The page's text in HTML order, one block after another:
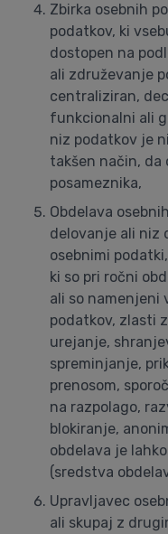
Zbirka osebnih
podatkov, ki
dostopen na
ali združevanje
centraliziran,
funkcionalni ali
niz podatkov je
takšen način, da
posameznika,
Obdelava
delovanje ali niz
osebnimi
ki so pri ročni
ali so namenjeni
podatkov, zlasti
urejanje,
spreminjanje,
prenosom,
na razpolago,
blokiranje,
obdelava je
(sredstva
Upravljavec
ali skupaj z